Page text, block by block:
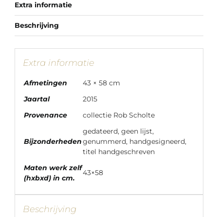
Extra informatie
Beschrijving
Extra informatie
Afmetingen
43 × 58 cm
Jaartal
2015
Provenance
collectie Rob Scholte
Bijzonderheden
gedateerd, geen lijst,
genummerd, handgesigneerd,
titel handgeschreven
Maten werk zelf
(hxbxd) in cm.
43×58
Beschrijving